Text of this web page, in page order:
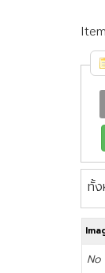
ทั้
No